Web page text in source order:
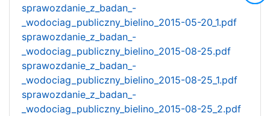
sprawozdanie_z_badan_-
_wodociag_publiczny_bielino_2015-05-20_1.pdf
sprawozdanie_z_badan_-
_wodociag_publiczny_bielino_2015-08-25.pdf
sprawozdanie_z_badan_-
_wodociag_publiczny_bielino_2015-08-25_1.pdf
sprawozdanie_z_badan_-
_wodociag_publiczny_bielino_2015-08-25_2.pdf